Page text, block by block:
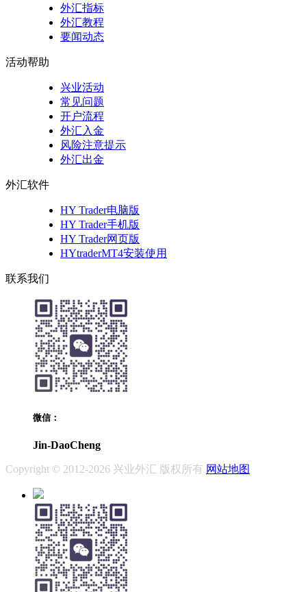
外汇指标
外汇教程
要闻动态
活动帮助
兴业活动
常见问题
开户流程
外汇入金
风险注意提示
外汇出金
外汇软件
HY Trader电脑版
HY Trader手机版
HY Trader网页版
HYtraderMT4安装使用
联系我们
微信：
Jin-DaoCheng
Copyright © 2012-2026 兴业外汇 版权所有 网站地图